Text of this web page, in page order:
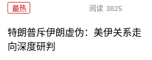
最热 阅读 3825
特朗普斥伊朗虚伪：美伊关系走
向深度研判